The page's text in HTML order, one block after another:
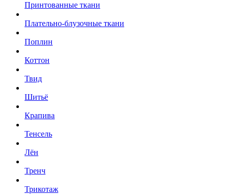
Принтованные ткани
Плательно-блузочные ткани
Поплин
Коттон
Твид
Шитьё
Крапива
Тенсель
Лён
Тренч
Трикотаж